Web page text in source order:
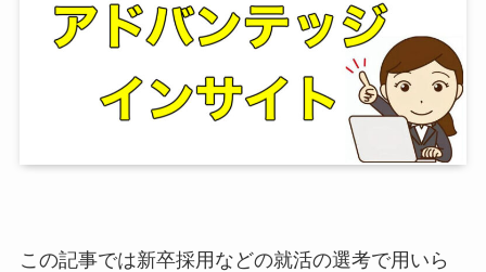
この記事では新卒採用などの就活の選考で用いら